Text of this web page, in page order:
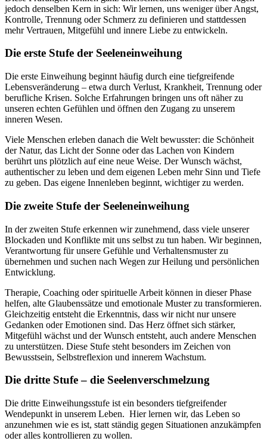
jedoch denselben Kern in sich: Wir lernen, uns weniger über Angst,
Kontrolle, Trennung oder Schmerz zu definieren und stattdessen
mehr Vertrauen, Mitgefühl und innere Liebe zu entwickeln.
Die erste Stufe der Seeleneinweihung
Die erste Einweihung beginnt häufig durch eine tiefgreifende
Lebensveränderung – etwa durch Verlust, Krankheit, Trennung oder
berufliche Krisen. Solche Erfahrungen bringen uns oft näher zu
unseren echten Gefühlen und öffnen den Zugang zu unserem
inneren Wesen.
Viele Menschen erleben danach die Welt bewusster: die Schönheit
der Natur, das Licht der Sonne oder das Lachen von Kindern
berührt uns plötzlich auf eine neue Weise. Der Wunsch wächst,
authentischer zu leben und dem eigenen Leben mehr Sinn und Tiefe
zu geben. Das eigene Innenleben beginnt, wichtiger zu werden.
Die zweite Stufe der Seeleneinweihung
In der zweiten Stufe erkennen wir zunehmend, dass viele unserer
Blockaden und Konflikte mit uns selbst zu tun haben. Wir beginnen,
Verantwortung für unsere Gefühle und Verhaltensmuster zu
übernehmen und suchen nach Wegen zur Heilung und persönlichen
Entwicklung.
Therapie, Coaching oder spirituelle Arbeit können in dieser Phase
helfen, alte Glaubenssätze und emotionale Muster zu transformieren.
Gleichzeitig entsteht die Erkenntnis, dass wir nicht nur unsere
Gedanken oder Emotionen sind. Das Herz öffnet sich stärker,
Mitgefühl wächst und der Wunsch entsteht, auch andere Menschen
zu unterstützen. Diese Stufe steht besonders im Zeichen von
Bewusstsein, Selbstreflexion und innerem Wachstum.
Die dritte Stufe – die Seelenverschmelzung
Die dritte Einweihungsstufe ist ein besonders tiefgreifender
Wendepunkt in unserem Leben. Hier lernen wir, das Leben so
anzunehmen wie es ist, statt ständig gegen Situationen anzukämpfen
oder alles kontrollieren zu wollen.